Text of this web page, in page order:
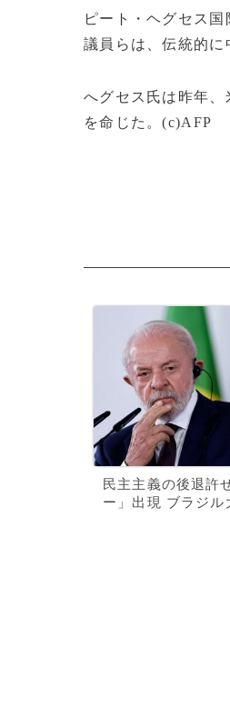
ピート・ヘグセス
議員らは、伝統的に
へグセス氏は昨年、
を命じた。(c)AFP
民主主義の後退許
ー」出現 ブラジル